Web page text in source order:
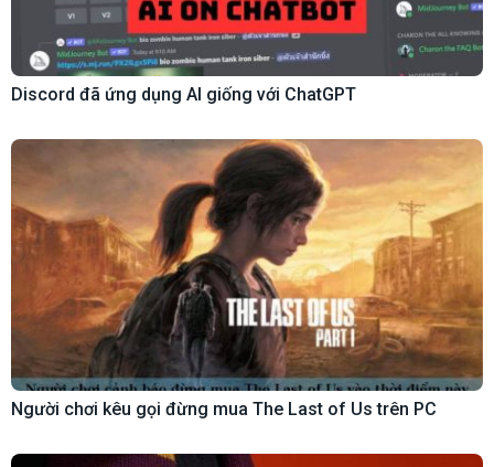
Discord đã ứng dụng AI giống với ChatGPT
Người chơi kêu gọi đừng mua The Last of Us trên PC